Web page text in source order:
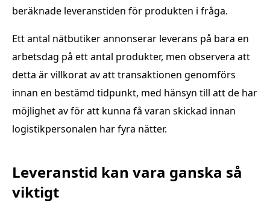
beräknade leveranstiden för produkten i fråga.
Ett antal nätbutiker annonserar leverans på bara en
arbetsdag på ett antal produkter, men observera att
detta är villkorat av att transaktionen genomförs
innan en bestämd tidpunkt, med hänsyn till att de har
möjlighet av för att kunna få varan skickad innan
logistikpersonalen har fyra nätter.
Leveranstid kan vara ganska så
viktigt